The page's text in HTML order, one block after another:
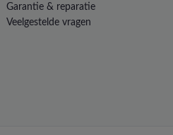
Garantie & reparatie
Veelgestelde vragen